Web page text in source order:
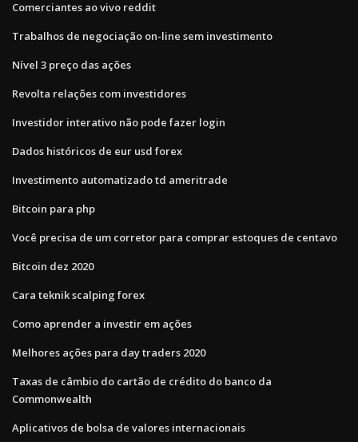
Comerciantes ao vivo reddit
Trabalhos de negociação on-line sem investimento
Nível 3 preço das ações
Revolta relações com investidores
Investidor interativo não pode fazer login
Dados históricos de eur usd forex
Investimento automatizado td ameritrade
Bitcoin para php
Você precisa de um corretor para comprar estoques de centavo
Bitcoin dez 2020
Cara teknik scalping forex
Como aprender a investir em ações
Melhores ações para day traders 2020
Taxas de câmbio do cartão de crédito do banco da
Commonwealth
Aplicativos de bolsa de valores internacionais